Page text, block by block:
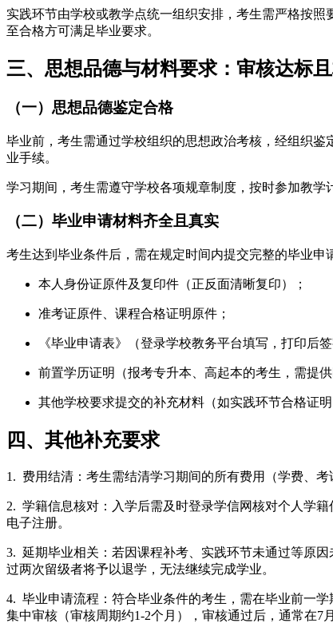
实践环节由学校或教学点统一组织安排，考生需严格按
至合格方可满足毕业要求。
三、思想品德与材料要求：审核达标
（一）思想品德鉴定合格
毕业前，考生需通过学校组织的思想政治考核，经组织
业手续。
学习期间，考生需遵守学校各项规章制度，按时参加教
（二）毕业申请材料齐全且真实
考生达到毕业条件后，需在规定时间内提交完整的毕业
本人身份证原件及复印件（正反面清晰复印）；
准考证原件、课程合格证明原件；
《毕业申请表》（登录学校教务平台填写，打印后签
前置学历证明（报考专升本、高起本的考生，需提
其他学校要求提交的补充材料（如实践环节合格证明
四、其他补充要求
1. 费用结清：考生需结清学习期间的所有费用（学费、
2. 学籍信息核对：入学后需及时登录学信网核对个人学
电子注册。
3. 延期毕业相关：若因课程补考、实践环节未通过等原
过两次留级者将予以退学，无法继续完成学业。
4. 毕业申请流程：符合毕业条件的考生，需在毕业前一
集中审核（审核周期约1-2个月），审核通过后，通常在7